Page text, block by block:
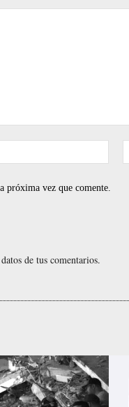
próxima vez que comente.
de tus comentarios.